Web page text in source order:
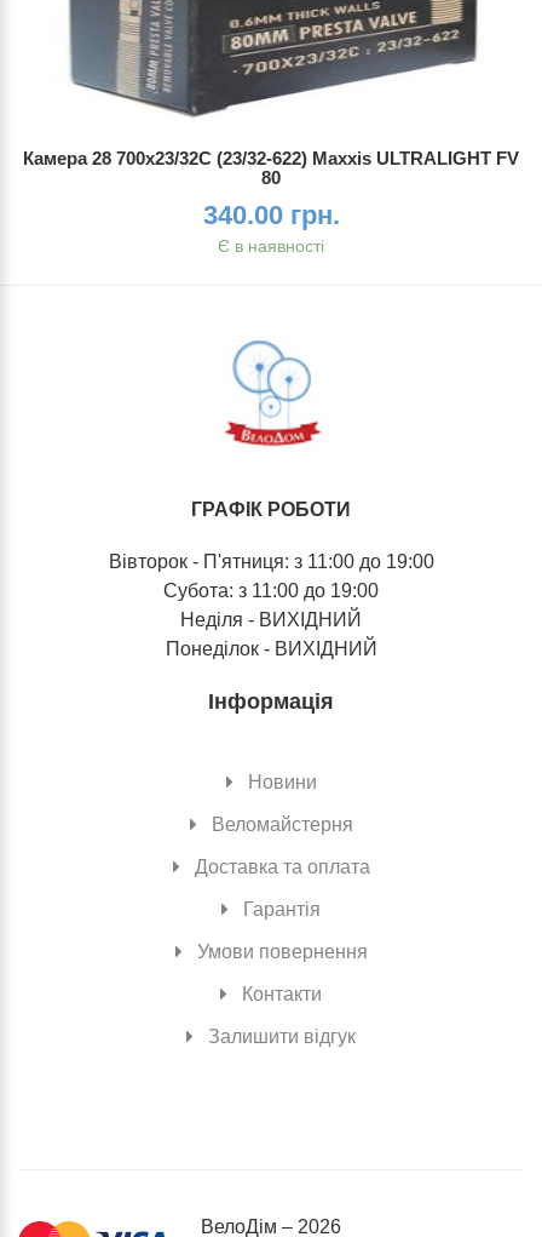
Камера 28 700x23/32C (23/32-622) Maxxis ULTRALIGHT FV
80
340.00 грн.
Є в наявності
ГРАФІК РОБОТИ
Вівторок - П'ятниця: з 11:00 до 19:00
Субота: з 11:00 до 19:00
Неділя - ВИХІДНИЙ
Понеділок - ВИХІДНИЙ
Інформація
Новини
Веломайстерня
Доставка та оплата
Гарантія
Умови повернення
Контакти
Залишити відгук
ВелоДiм – 2026